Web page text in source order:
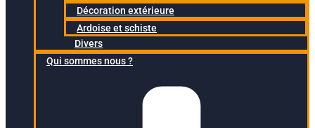
Décoration extérieure
Ardoise et schiste
Divers
Qui sommes nous ?